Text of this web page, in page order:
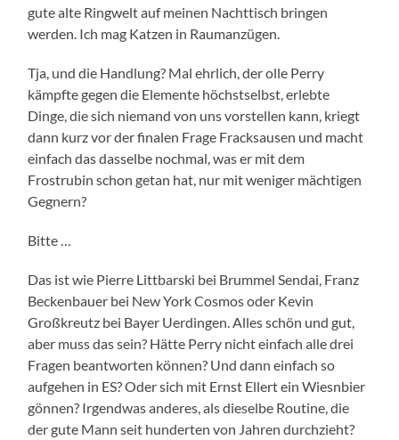
gute alte Ringwelt auf meinen Nachttisch bringen
werden. Ich mag Katzen in Raumanzügen.
Tja, und die Handlung? Mal ehrlich, der olle Perry
kämpfte gegen die Elemente höchstselbst, erlebte
Dinge, die sich niemand von uns vorstellen kann, kriegt
dann kurz vor der finalen Frage Fracksausen und macht
einfach das dasselbe nochmal, was er mit dem
Frostrubin schon getan hat, nur mit weniger mächtigen
Gegnern?
Bitte …
Das ist wie Pierre Littbarski bei Brummel Sendai, Franz
Beckenbauer bei New York Cosmos oder Kevin
Großkreutz bei Bayer Uerdingen. Alles schön und gut,
aber muss das sein? Hätte Perry nicht einfach alle drei
Fragen beantworten können? Und dann einfach so
aufgehen in ES? Oder sich mit Ernst Ellert ein Wiesnbier
gönnen? Irgendwas anderes, als dieselbe Routine, die
der gute Mann seit hunderten von Jahren durchzieht?